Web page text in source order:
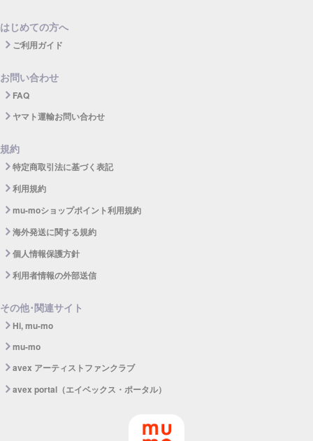
はじめての方へ
ご利用ガイド
お問い合わせ
FAQ
ヤマト運輸お問い合わせ
規約
特定商取引法に基づく表記
利用規約
mu-moショップポイント利用規約
海外発送に関する規約
個人情報保護方針
利用者情報の外部送信
その他･関連サイト
Hi, mu-mo
mu-mo
avex アーティストファンクラブ
avex portal（エイベックス・ポータル）